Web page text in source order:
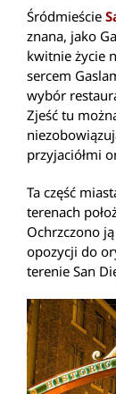
Śródmieście
znana, jako
kwitnie życie
sercem
wybór
Zjeść tu
przyjaciółmi
Ta część
terenach
Ochrzczono
opozycji do
terenie San